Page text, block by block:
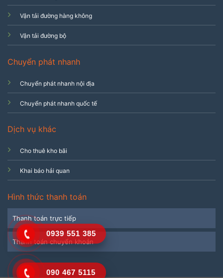
Vận tải đường hàng không
Vận tải đường bộ
Chuyển phát nhanh
Chuyển phát nhanh nội địa
Chuyển phát nhanh quốc tế
Dịch vụ khác
Cho thuê kho bãi
Khai báo hải quan
Hình thức thanh toán
Thanh toán trực tiếp
Thanh toán chuyển khoản
0939 551 385
090 467 5115